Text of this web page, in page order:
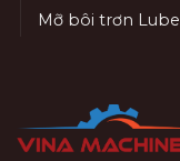
Mỡ bôi trơn Lube